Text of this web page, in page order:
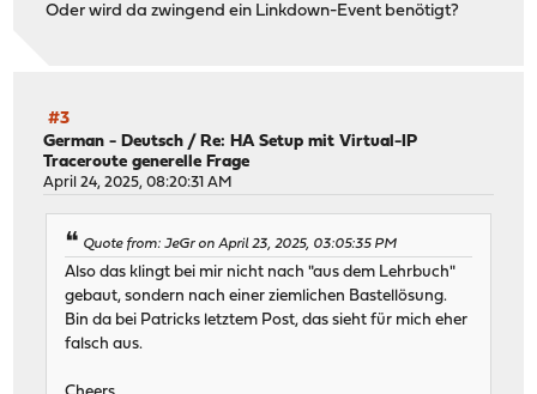
Oder wird da zwingend ein Linkdown-Event benötigt?
#3
German - Deutsch /Re: HA Setup mit Virtual-IP
Traceroute generelle Frage
April 24, 2025, 08:20:31 AM
Quote from: JeGr on April 23, 2025, 03:05:35 PM
Also das klingt bei mir nicht nach "aus dem Lehrbuch"
gebaut, sondern nach einer ziemlichen Bastellösung.
Bin da bei Patricks letztem Post, das sieht für mich eher
falsch aus.